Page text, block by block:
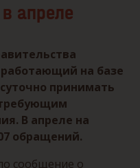
апреле
на базе
принимать
В апреле на
обращений.
сообщение о